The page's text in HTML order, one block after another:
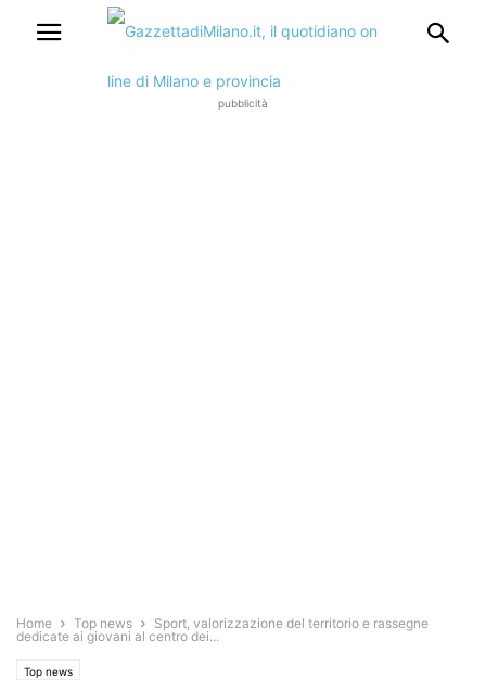
pubblicità
Home Top news
Sport, valorizzazione del territorio e rassegne
dedicate ai giovani al centro dei...
Top news